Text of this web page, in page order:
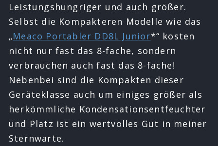
Leistungshungriger und auch größer.
Selbst die Kompakteren Modelle wie das
„Meaco Portabler DD8L Junior*“ kosten
nicht nur fast das 8-fache, sondern
verbrauchen auch fast das 8-fache!
Nebenbei sind die Kompakten dieser
Geräteklasse auch um einiges größer als
herkömmliche Kondensationsentfeuchter
und Platz ist ein wertvolles Gut in meiner
Sternwarte.